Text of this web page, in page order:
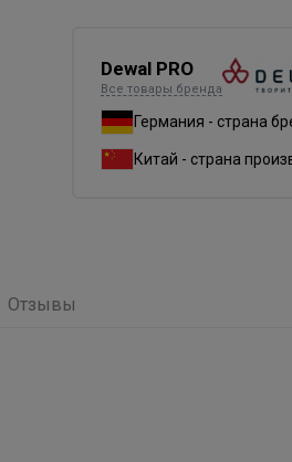
Dewal PRO
Все товары бренда
Германия - страна
Китай - страна
Отзывы